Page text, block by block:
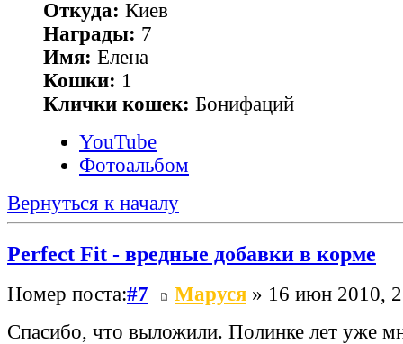
Откуда: Киев
Награды: 7
Имя: Елена
Кошки: 1
Клички кошек: Бонифаций
YouTube
Фотоальбом
Вернуться к началу
Perfect Fit - вредные добавки в корме
Номер поста:#7 Маруся » 16 июн 2010,
Спасибо, что выложили. Полинке лет уже